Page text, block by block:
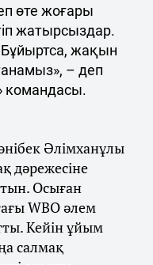
өте жоғары
жатырсыздар.
Бұйыртса, жақын
– деп
командасы.
Әлімханұлы
дәрежесіне
Осыған
WBO әлем
Кейін ұйым
салмақ